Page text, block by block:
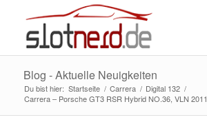
Blog - Aktuelle Neuigkeiten
Du bist hier: Startseite / Carrera / Digital 132 /
Carrera – Porsche GT3 RSR Hybrid NO.36, VLN 2011